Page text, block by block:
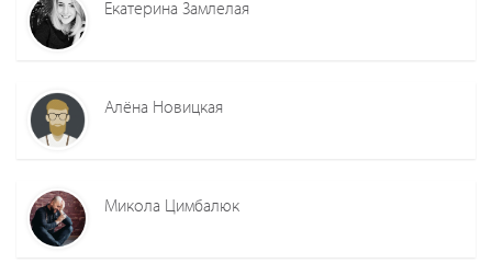
Екатерина Замлелая
Алёна Новицкая
Микола Цимбалюк